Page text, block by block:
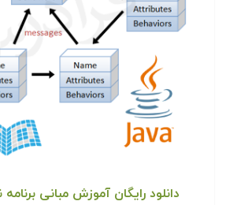
دانلود رایگان آموزش مبانی